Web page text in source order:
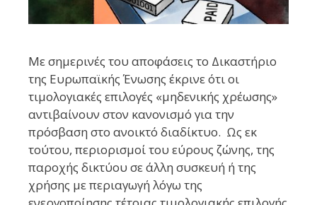
Με σημερινές του αποφάσεις το Δικαστήριο
της Ευρωπαϊκής Ένωσης έκρινε ότι οι
τιμολογιακές επιλογές «μηδενικής χρέωσης»
αντιβαίνουν στον κανονισμό για την
πρόσβαση στο ανοικτό διαδίκτυο. Ως εκ
τούτου, περιορισμοί του εύρους ζώνης, της
παροχής δικτύου σε άλλη συσκευή ή της
χρήσης με περιαγωγή λόγω της